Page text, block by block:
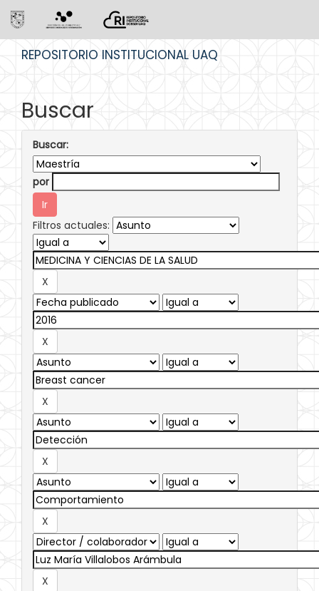
REPOSITORIO INSTITUCIONAL UAQ
Buscar
Buscar:
por
Filtros actuales: